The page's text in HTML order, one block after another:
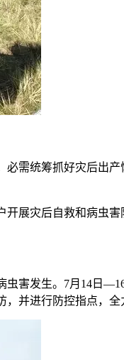
统筹抓好灾后出产
灾后自救和病虫
害发生。7月14日
并进行防控指点，全